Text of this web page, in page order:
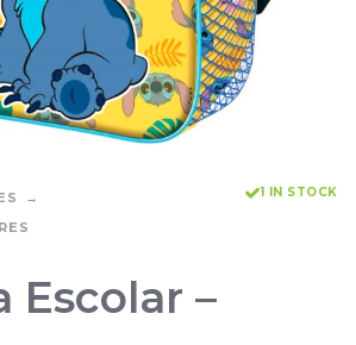
1 IN STOCK
Escolar –